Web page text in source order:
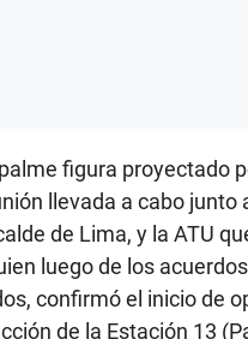
figura proyectado
llevada a cabo junto
de Lima, y la ATU
luego de los
confirmó el inicio de
de la Estación 13